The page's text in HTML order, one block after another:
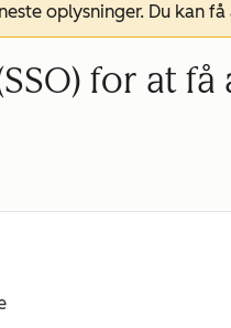
oplysninger. Du kan
for at få